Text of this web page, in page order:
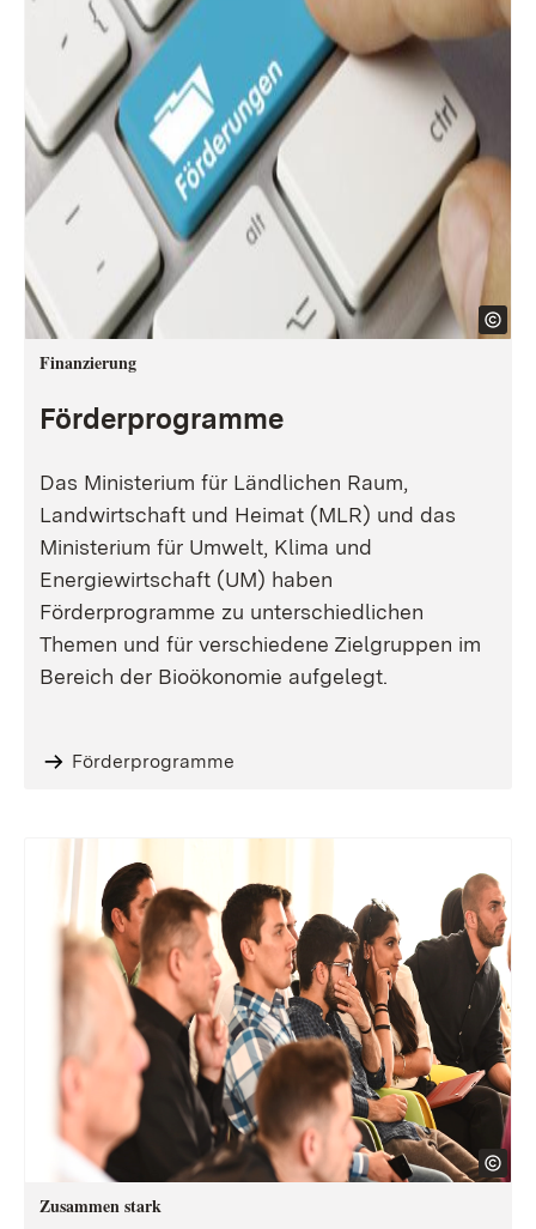
Finanzierung
Förderprogramme
Das Ministerium für Ländlichen Raum,
Landwirtschaft und Heimat (MLR) und das
Ministerium für Umwelt, Klima und
Energiewirtschaft (UM) haben
Förderprogramme zu unterschiedlichen
Themen und für verschiedene Zielgruppen im
Bereich der Bioökonomie aufgelegt.
Förderprogramme
Zusammen stark